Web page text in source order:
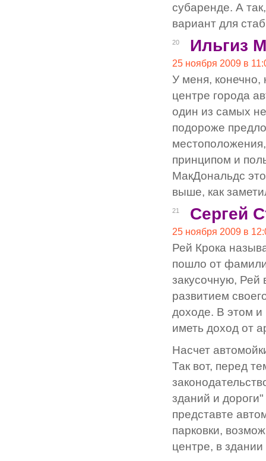
субаренде. А
вариант для
20 Ильгиз
25 ноября 2009 в
У меня, конечно,
центре города
один из самых
подороже
принципом и
МакДональдс
выше, как
21 Сергей
25 ноября 2009 в
Рей Крока
пошло от
закусочную, Рей
развитием
доходе. В этом и
иметь доход от
Насчет
Так вот, перед
зданий и
представте
парковки,
центре, в